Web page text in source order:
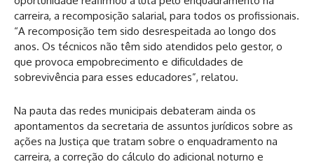
carreira, a recomposição salarial, para todos os profissionais.
“A recomposição tem sido desrespeitada ao longo dos
anos. Os técnicos não têm sido atendidos pelo gestor, o
que provoca empobrecimento e dificuldades de
sobrevivência para esses educadores”, relatou.
Na pauta das redes municipais debateram ainda os
apontamentos da secretaria de assuntos jurídicos sobre as
ações na Justiça que tratam sobre o enquadramento na
carreira, a correção do cálculo do adicional noturno e